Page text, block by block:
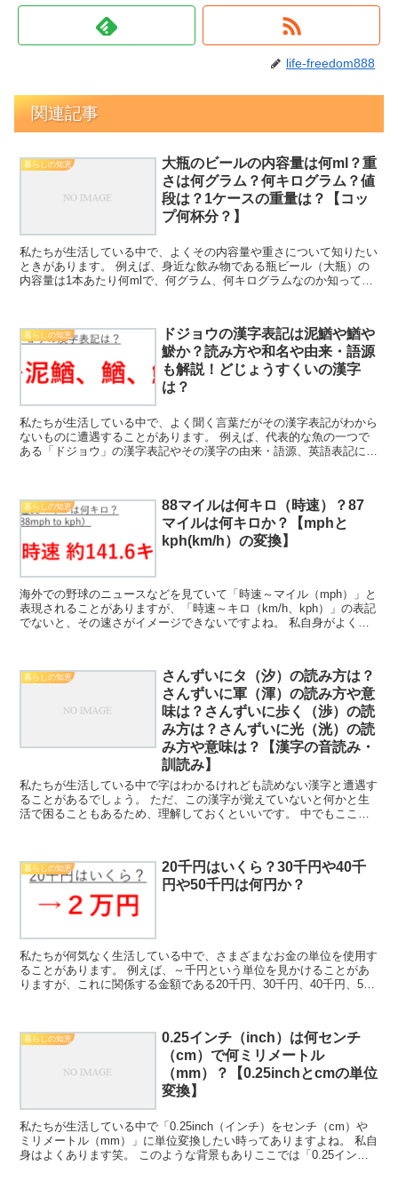
life-freedom888
関連記事
暮らしの知恵
大瓶のビールの内容量は何ml？重
さは何グラム？何キログラム？値
段は？1ケースの重量は？【コッ
プ何杯分？】
私たちが生活している中で、よくその内容量や重さについて知りたい
ときがあります。 例えば、身近な飲み物である瓶ビール（大瓶）の
内容量は1本あたり何mlで、何グラム、何キログラムなのか知ってい
暮らしの知恵
ドジョウの漢字表記は泥鰌や鰌や
鯲か？読み方や和名や由来・語源
も解説！どじょうすくいの漢字
は？
私たちが生活している中で、よく聞く言葉だがその漢字表記がわから
ないものに遭遇することがあります。 例えば、代表的な魚の一つで
ある「ドジョウ」の漢字表記やその漢字の由来・語源、英語表記につ
暮らしの知恵
88マイルは何キロ（時速）？87
マイルは何キロか？【mphと
kph(km/h）の変換】
海外での野球のニュースなどを見ていて「時速～マイル（mph）」と
表現されることがありますが、「時速～キロ（km/h、kph）」の表記
でないと、その速さがイメージできないですよね。 私自身がよく感
暮らしの知恵
さんずいにタ（汐）の読み方は？
さんずいに軍（渾）の読み方や意
味は？さんずいに歩く（渉）の読
み方は？さんずいに光（洸）の読
み方や意味は？【漢字の音読み・
訓読み】
私たちが生活している中で字はわかるけれども読めない漢字と遭遇す
ることがあるでしょう。 ただ、この漢字が覚えていないと何かと生
活で困ることもあるため、理解しておくといいです。 中でもここで
暮らしの知恵
20千円はいくら？30千円や40千
円や50千円は何円か？
私たちが何気なく生活している中で、さまざまなお金の単位を使用す
ることがあります。 例えば、～千円という単位を見かけることがあ
りますが、これに関係する金額である20千円、30千円、40千円、50
暮らしの知恵
0.25インチ（inch）は何センチ
（cm）で何ミリメートル
（mm）？【0.25inchとcmの単位
変換】
私たちが生活している中で「0.25inch（インチ）をセンチ（cm）や
ミリメートル（mm）」に単位変換したい時ってありますよね。 私自
身はよくあります笑。 このような背景もありここでは「0.25インチ